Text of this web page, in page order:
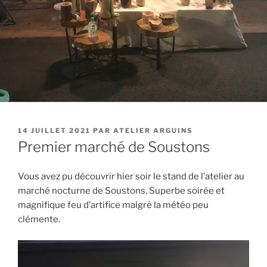
PUBLIÉ
LE
14 JUILLET 2021 PAR ATELIER ARGUINS
Premier marché de Soustons
Vous avez pu découvrir hier soir le stand de l’atelier au
marché nocturne de Soustons. Superbe soirée et
magnifique feu d’artifice malgré la météo peu
clémente.